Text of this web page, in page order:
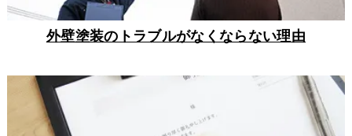
外壁塗装のトラブルがなくならない理由